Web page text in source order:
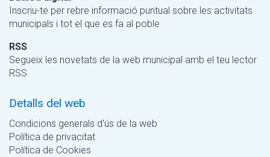
Inscriu-te per rebre informació puntual sobre les activitats
municipals i tot el que es fa al poble
RSS
Segueix les novetats de la web municipal amb el teu lector
RSS
Detalls del web
Condicions generals d'ús de la web
Política de privacitat
Política de Cookies